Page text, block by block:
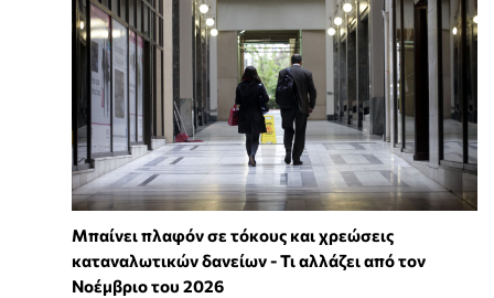
Μπαίνει πλαφόν σε τόκους και χρεώσεις
καταναλωτικών δανείων - Τι αλλάζει από τον
Νοέμβριο του 2026